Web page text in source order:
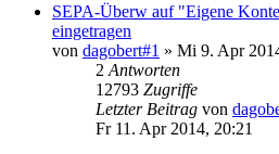
SEPA-Überw auf "Eigene
eingetragen
von dagobert#1 » Mi 9. Apr
2 Antworten
12793 Zugriffe
Letzter Beitrag von
Fr 11. Apr 2014, 20:21